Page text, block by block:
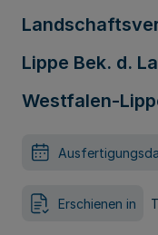
Lippe Bek. d.
Westfalen-
Erschienen in